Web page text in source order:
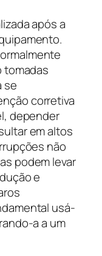
após a
tomadas
se
corretiva
depender
em altos
não
podem levar
e
usá-
a a um